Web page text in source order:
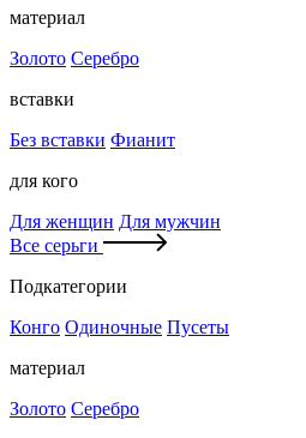
материал
Золото Серебро
вставки
Без вставки Фианит
для кого
Для женщин Для мужчин
Все серьги
Подкатегории
Конго Одиночные Пусеты
материал
Золото Серебро